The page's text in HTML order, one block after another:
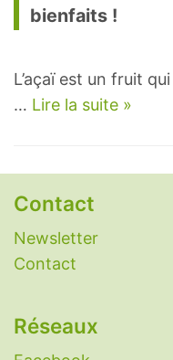
bienfaits !
L’açaï est un fruit
… Lire la suite »
Contact
Newsletter
Contact
Réseaux